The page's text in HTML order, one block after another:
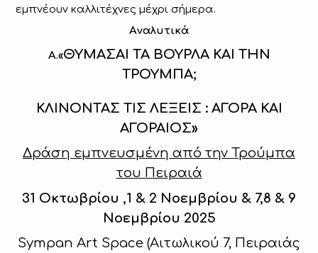
εμπνέουν καλλιτέχνες μέχρι σήμερα.
Aναλυτικά
Α.«ΘΥΜΑΣΑΙ ΤΑ ΒΟΥΡΛΑ ΚΑΙ ΤΗΝ
ΤΡΟΥΜΠΑ;
ΚΛΙΝΟΝΤΑΣ ΤΙΣ ΛΕΞΕΙΣ : ΑΓΟΡΑ ΚΑΙ
ΑΓΟΡΑΙΟΣ»
Δράση εμπνευσμένη από την Τρούμπα
του Πειραιά
31 Οκτωβρίου ,1 & 2 Νοεμβρίου & 7,8 & 9
Νοεμβρίου 2025
Sympan Art Space (Αιτωλικού 7, Πειραιάς